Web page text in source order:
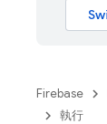
Firebase
執行